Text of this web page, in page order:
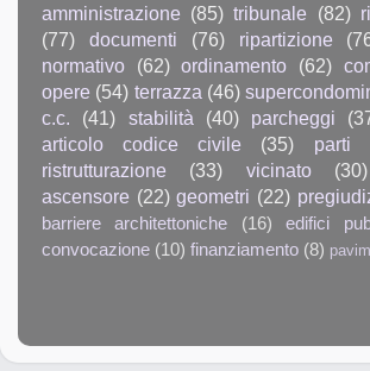
amministrazione (85) tribunale (82)
(77)
documenti (76) ripartizione
normativo
(62) ordinamento (62)
opere (54) terrazza (46)
c.c.
(41) stabilità (40) parcheggi
articolo codice civile
(35) parti
ristrutturazione
(33) vicinato (30)
ascensore (22) geometri (22)
barriere architettoniche
(16) edifici
convocazione (10) finanziamento (8)